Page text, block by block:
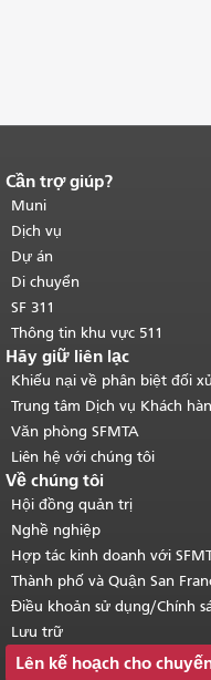
Kết thúc nội dung trang.
của trang này được lặp lại
trang.Quay lại đầu trang nội
chính.
Cần trợ giúp?
Muni
Dịch vụ
Dự án
Di chuyển
SF 311
Thông tin khu vực 511
Hãy giữ liên lạc
Khiếu nại về phân biệt đối
Trung tâm Dịch vụ Khách
Văn phòng SFMTA
Liên hệ với chúng tôi
Về chúng tôi
Hội đồng quản trị
Nghề nghiệp
Hợp tác kinh doanh với
Thành phố và Quận San
Điều khoản sử dụng/Chính
Lưu trữ
Lên kế hoạch cho